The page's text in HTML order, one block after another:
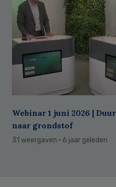
Webinar 1 juni 2026 |
naar grondstof
31 weergaven · 6 jaar geleden